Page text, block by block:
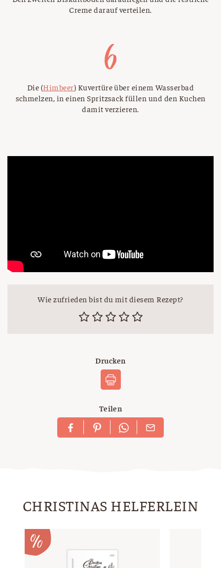
Creme darauf verteilen.
Die (Himbeer) Kuvertüre über einem Wasserbad
schmelzen, in einen Spritzsack füllen und den Kuchen
damit verzieren.
Wie zufrieden bist du mit diesem Rezept?
Drucken
Teilen
CHRISTINAS HELFERLEIN